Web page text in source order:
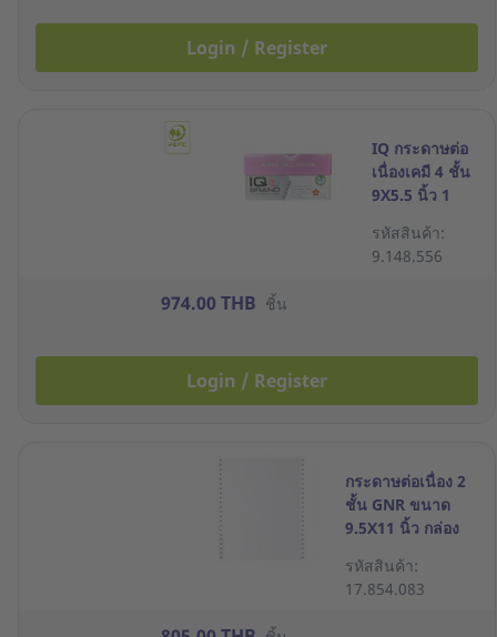
Login / Register
IQ กระดาษต่อ
เนื่องเคมี 4 ชั้น
9X5.5 นิ้ว 1
ขาว
รหัสสินค้า:
9.148.556
974.00 THB ชิ้น
Login / Register
กระดาษต่อเนื่อง 2
ชั้น GNR ขนาด
9.5X11 นิ้ว กล่อง
รหัสสินค้า:
17.854.083